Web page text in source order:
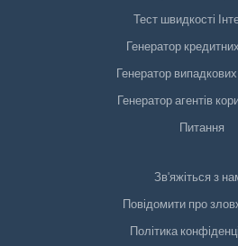
Тест швидкості
Генератор
Генератор
Генератор агентів
Питання
Зв'яжіться з
Повідомити про
Політика